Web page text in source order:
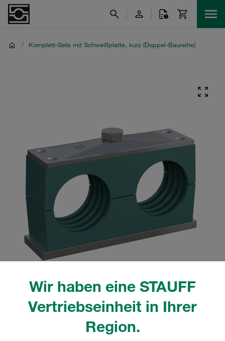
Wir haben eine STAUFF
Vertriebseinheit in Ihrer
Region.
/ Komplett-Sets mit Schweißplatte, kurz (Doppel-Baureihe)
Bitte beachten Sie: Das Bild dient nur zur Veranschaulichung und kann vom
Mehr anzeigen
Komplettschelle Doppel-Baureihe Gr.